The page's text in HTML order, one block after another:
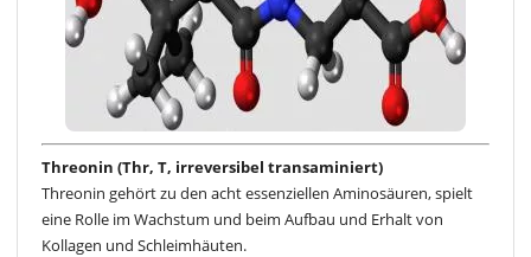
Threonin (Thr, T, irreversibel transaminiert)
Threonin gehört zu den acht essenziellen Aminosäuren, spielt
eine Rolle im Wachstum und beim Aufbau und Erhalt von
Kollagen und Schleimhäuten.